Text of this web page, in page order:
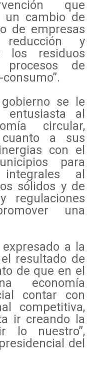
que
un cambio de
de empresas
y
los residuos
de
se le
al
circular,
a sus
con el
para
al
sólidos y de
regulaciones
una
a la
resultado de
de que en el
economía
contar con
competitiva,
ir creando la
lo nuestro”,
del